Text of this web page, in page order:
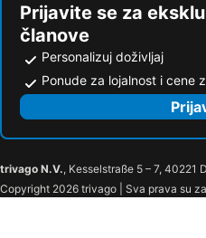
Prijavite se za
članove
Personalizuj doživljaj
Ponude za lojalnost i cene
trivago N.V., Kesselstraße 5 – 7, 40221
Copyright 2026 trivago | Sva prava su